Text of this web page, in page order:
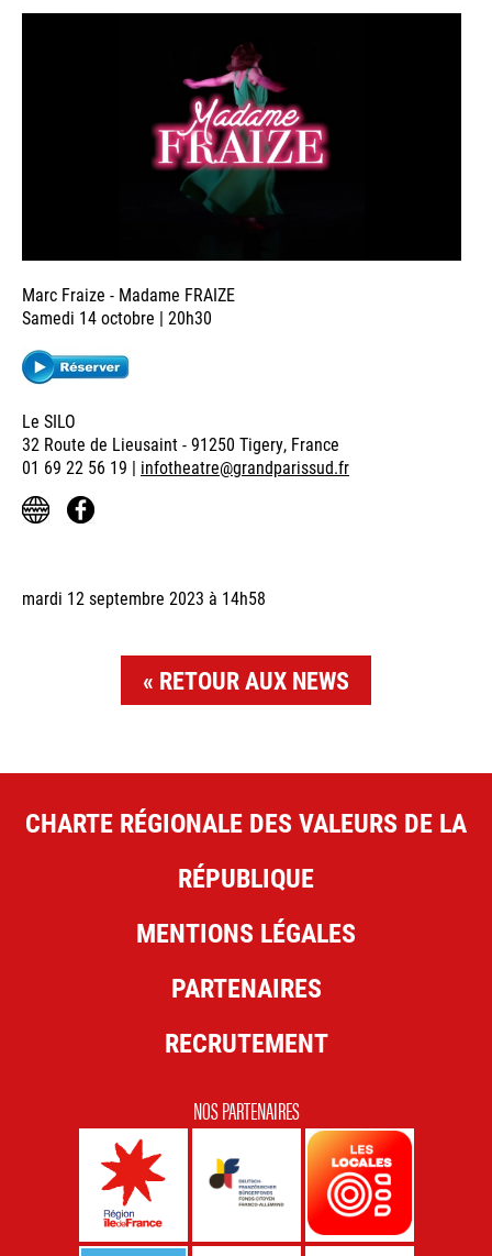
Marc Fraize - Madame FRAIZE
Samedi 14 octobre | 20h30
Le SILO
32 Route de Lieusaint - 91250 Tigery, France
01 69 22 56 19 | infotheatre@grandparissud.fr
mardi 12 septembre 2023 à 14h58
RETOUR AUX NEWS
CHARTE RÉGIONALE DES VALEURS DE LA
RÉPUBLIQUE
MENTIONS LÉGALES
PARTENAIRES
RECRUTEMENT
NOS PARTENAIRES